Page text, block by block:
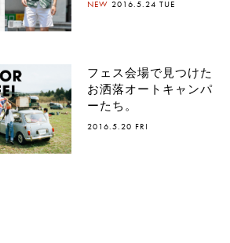
NEW 2016.5.24 TUE
フェス会場で見つけた
お洒落オートキャンパ
ーたち。
2016.5.20 FRI